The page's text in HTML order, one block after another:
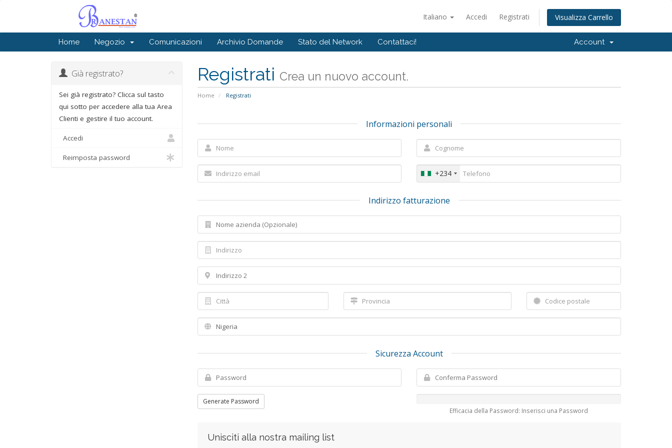
Italiano Accedi Registrati Visualizza Carrello
Home Negozio Comunicazioni Archivio Domande Stato del Network Contattaci! Account
Registrati Crea un nuovo account.
Home Registrati
Già registrato?
Sei già registrato? Clicca sul tasto
qui sotto per accedere alla tua Area
Clienti e gestire il tuo account.
Accedi
Reimposta password
Informazioni personali
+234
Indirizzo fatturazione
Sicurezza Account
Generate Password
Efficacia della Password: Inserisci una Password
Unisciti alla nostra mailing list